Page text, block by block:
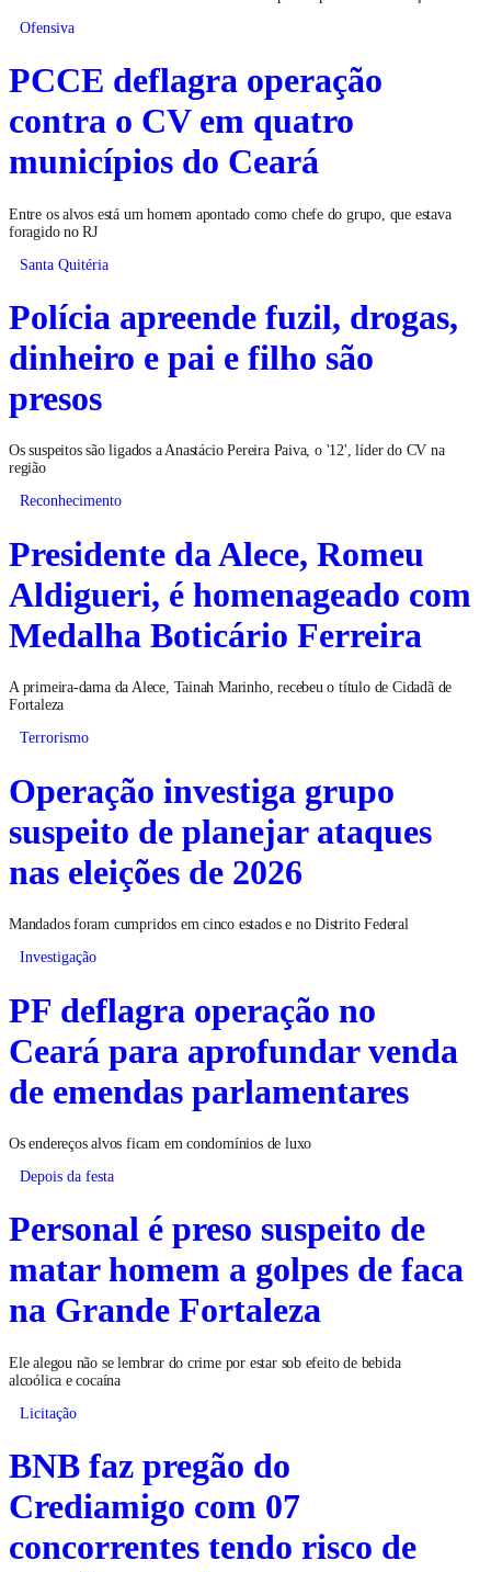
Ofensiva
PCCE deflagra operação
contra o CV em quatro
municípios do Ceará
Entre os alvos está um homem apontado como chefe do grupo, que estava
foragido no RJ
Santa Quitéria
Polícia apreende fuzil, drogas,
dinheiro e pai e filho são
presos
Os suspeitos são ligados a Anastácio Pereira Paiva, o '12', líder do CV na
região
Reconhecimento
Presidente da Alece, Romeu
Aldigueri, é homenageado com
Medalha Boticário Ferreira
A primeira-dama da Alece, Tainah Marinho, recebeu o título de Cidadã de
Fortaleza
Terrorismo
Operação investiga grupo
suspeito de planejar ataques
nas eleições de 2026
Mandados foram cumpridos em cinco estados e no Distrito Federal
Investigação
PF deflagra operação no
Ceará para aprofundar venda
de emendas parlamentares
Os endereços alvos ficam em condomínios de luxo
Depois da festa
Personal é preso suspeito de
matar homem a golpes de faca
na Grande Fortaleza
Ele alegou não se lembrar do crime por estar sob efeito de bebida
alcoólica e cocaína
Licitação
BNB faz pregão do
Crediamigo com 07
concorrentes tendo risco de